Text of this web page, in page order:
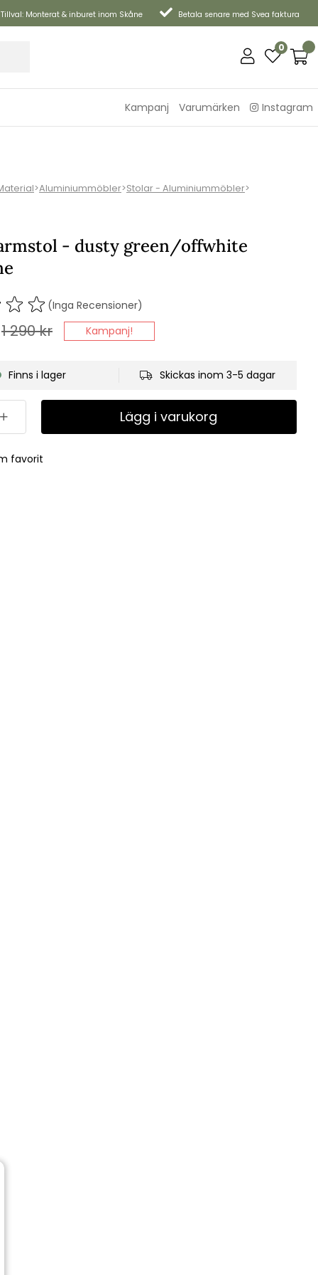
Tillval: Monterat & inburet inom Skåne Betala senare med Svea faktura
0
Kampanj Varumärken Instagram
>Aluminiummöbler>Stolar - Aluminiummöbler>
- dusty green/offwhite
(Inga Recensioner)
1 290kr Kampanj!
Finns i lager Skickas inom 3-5 dagar
Lägg i varukorg
favorit